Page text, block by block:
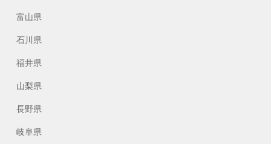
富山県
石川県
福井県
山梨県
長野県
岐阜県